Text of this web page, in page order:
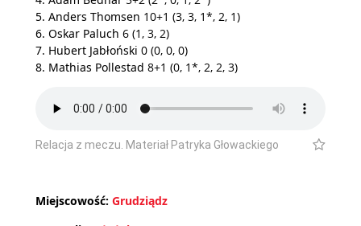
5. Anders Thomsen 10+1 (3, 3, 1*, 2, 1)
6. Oskar Paluch 6 (1, 3, 2)
7. Hubert Jabłoński 0 (0, 0, 0)
8. Mathias Pollestad 8+1 (0, 1*, 2, 2, 3)
Relacja z meczu. Materiał Patryka Głowackiego
Miejscowość: Grudziądz